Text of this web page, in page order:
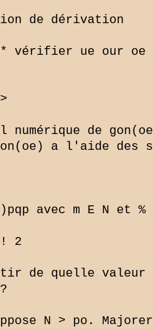
de dérivation
vérifier ue our oe
de
a l'aide des
avec m E N et
2
de quelle valeur
N > po.